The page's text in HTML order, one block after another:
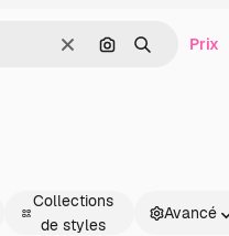
EffacerRechercher par
Rechercher
Prix
Collections
de styles
Avancé